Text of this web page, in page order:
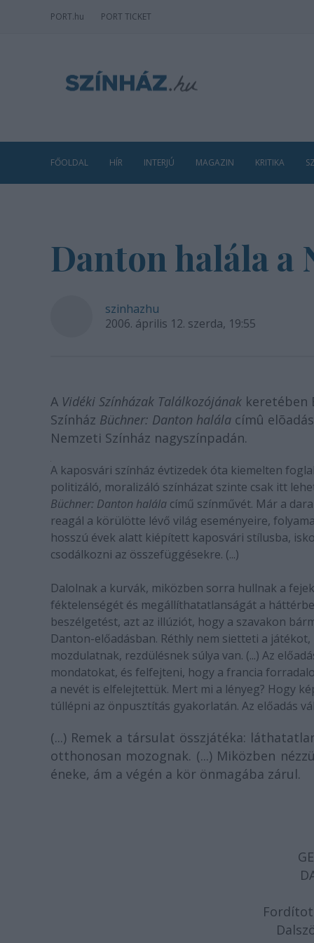
PORT.hu PORT TICKET
FŐOLDAL HÍR INTERJÚ MAGAZIN KRITIKA
Danton halála a
szinhazhu
2006. április 12. szerda, 19:55
A Vidéki Színházak Találkozójának keretében
Színház Büchner: Danton halála címû
Nemzeti Színház nagyszínpadán.
A kaposvári színház évtizedek óta kiemelten
politizáló, moralizáló színházat szinte csak itt
Büchner: Danton halála című színművét. Már a
reagál a körülötte lévő világ eseményeire,
hosszú évek alatt kiépített kaposvári stílusba,
csodálkozni az összefüggésekre. (...)
Dalolnak a kurvák, miközben sorra hullnak a
féktelenségét és megállíthatatlanságát a
beszélgetést, azt az illúziót, hogy a szavakon
Danton-előadásban. Réthly nem sietteti a
mozdulatnak, rezdülésnek súlya van. (...) Az
mondatokat, és felfejteni, hogy a francia
a nevét is elfelejtettük. Mert mi a lényeg? Hogy
túllépni az önpusztítás gyakorlatán. Az előadás
(...) Remek a társulat összjátéka:
otthonosan mozognak. (...) Miközben
éneke, ám a végén a kör önmagába zárul.